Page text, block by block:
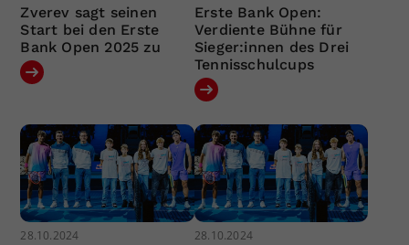
Zverev sagt seinen
Start bei den Erste
Bank Open 2025 zu
Erste Bank Open:
Verdiente Bühne für
Sieger:innen des Drei
Tennisschulcups
28.10.2024 28.10.2024